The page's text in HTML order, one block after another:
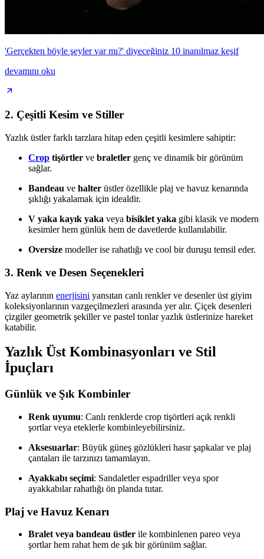
'Gerçekten böyle şeyler var mı?' diyeceğiniz 10 inanılmaz keşif
devamını oku
2. Çeşitli Kesim ve Stiller
Yazlık üstler farklı tarzlara hitap eden çeşitli kesimlere sahiptir:
Crop tişörtler ve braletler genç ve dinamik bir görünüm
sağlar.
Bandeau ve halter üstler özellikle plaj ve havuz kenarında
şıklığı yakalamak için idealdir.
V yaka kayık yaka veya bisiklet yaka gibi klasik ve modern
kesimler hem günlük hem de davetlerde kullanılabilir.
Oversize modeller ise rahatlığı ve cool bir duruşu temsil eder.
3. Renk ve Desen Seçenekleri
Yaz aylarının enerjisini yansıtan canlı renkler ve desenler üst giyim
koleksiyonlarının vazgeçilmezleri arasında yer alır. Çiçek desenleri
çizgiler geometrik şekiller ve pastel tonlar yazlık üstlerinize hareket
katabilir.
Yazlık Üst Kombinasyonları ve Stil
İpuçları
Günlük ve Şık Kombinler
Renk uyumu: Canlı renklerde crop tişörtleri açık renkli
şortlar veya eteklerle kombinleyebilirsiniz.
Aksesuarlar: Büyük güneş gözlükleri hasır şapkalar ve plaj
çantaları ile tarzınızı tamamlayın.
Ayakkabı seçimi: Sandaletler espadriller veya spor
ayakkabılar rahatlığı ön planda tutar.
Plaj ve Havuz Kenarı
Bralet veya bandeau üstler ile kombinlenen pareo veya
şortlar hem rahat hem de şık bir görünüm sağlar.